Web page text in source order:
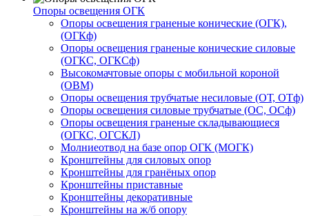
Опоры освещения ОГК
Опоры освещения граненые конические (ОГК),
(ОГКф)
Опоры освещения граненые конические силовые
(ОГКС, ОГКСф)
Высокомачтовые опоры с мобильной короной
(ОВМ)
Опоры освещения трубчатые несиловые (ОТ, ОТф)
Опоры освещения силовые трубчатые (ОС, ОСф)
Опоры освещения граненые складывающиеся
(ОГКС, ОГСКЛ)
Молниеотвод на базе опор ОГК (МОГК)
Кронштейны для силовых опор
Кронштейны для гранёных опор
Кронштейны приставные
Кронштейны декоративные
Кронштейны на ж/б опору